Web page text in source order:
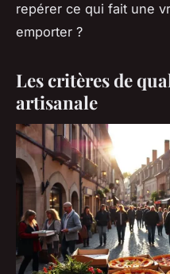
repérer ce qui fait une
emporter ?
Les critères de
artisanale